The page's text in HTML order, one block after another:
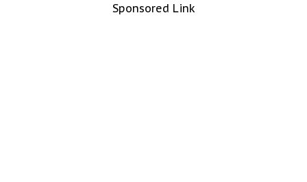
Sponsored Link